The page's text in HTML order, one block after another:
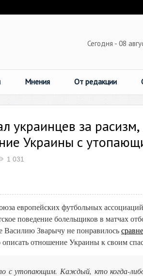
Сегодня - 08
Мнения От редакции
украинцев за расизм,
Украины с
1 031
европейских футбольных
поведение болельщиков в матчах
Василию Зварычу не понравилось
отношение Украины к своим
с утопающим. Каждый, кто когда-